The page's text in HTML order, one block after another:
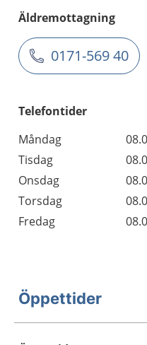
Äldremottagning
0171-569 40
Telefontider
Måndag
Tisdag
Onsdag
Torsdag
Fredag
Öppettider